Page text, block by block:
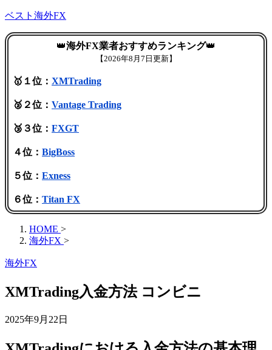
ベスト海外FX
👑海外FX業者おすすめランキング👑
【2026年8月7日更新】
🥇１位： XMTrading
🥈２位： Vantage Trading
🥉３位： FXGT
４位： BigBoss
５位： Exness
６位： Titan FX
HOME >
海外FX >
海外FX
XMTrading入金方法 コンビニ
2025年9月22日